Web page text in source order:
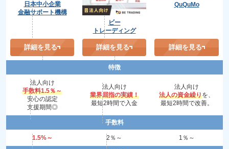
日本中小企業
金融サポート機構
ビー
トレーディング
QuQuMo
詳細を見る 詳細を見る 詳細を見る
特徴
法人向け
手数料1.5％～
安心の認定
支援期間◎
法人向け
業界屈指の実績！
最短2時間で入金
法人向け
法人の資金繰りを、
最短2時間で改善。
手数料
1.5%～ 2％～ 1％～